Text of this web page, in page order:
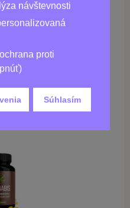
návštevnosti
reklama
proti podvodom (nedá sa
proti
Súhlasím
s týmto revolučným
Oil